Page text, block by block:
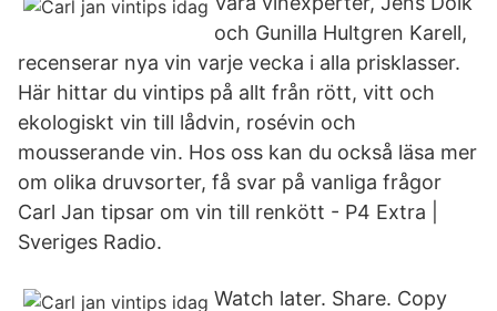
och Gunilla Hultgren Karell,
recenserar nya vin varje vecka i alla prisklasser.
Här hittar du vintips på allt från rött, vitt och
ekologiskt vin till lådvin, rosévin och
mousserande vin. Hos oss kan du också läsa mer
om olika druvsorter, få svar på vanliga frågor
Carl Jan tipsar om vin till renkött - P4 Extra |
Sveriges Radio.
Watch later. Share. Copy